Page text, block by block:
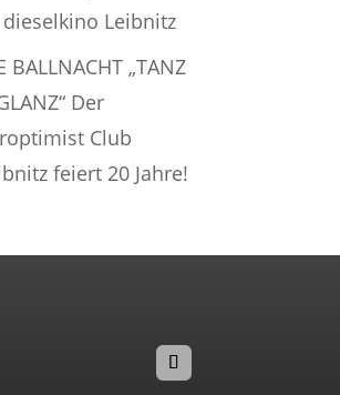
Leibnitz
BALLNACHT „TANZ
Der
Club
feiert 20 Jahre!